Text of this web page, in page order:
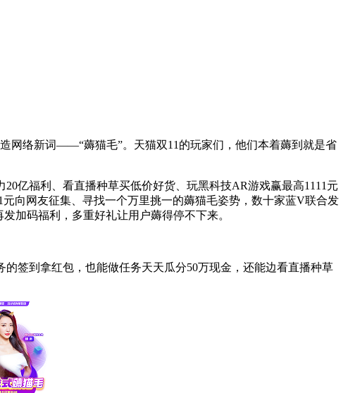
网络新词——“薅猫毛”。天猫双11的玩家们，他们本着薅到就是省
亿福利、看直播种草买低价好货、玩黑科技AR游戏赢最高1111元
向网友征集、寻找一个万里挑一的薅猫毛姿势，数十家蓝V联合发
加码福利，多重好礼让用户薅得停不下来。
签到拿红包，也能做任务天天瓜分50万现金，还能边看直播种草